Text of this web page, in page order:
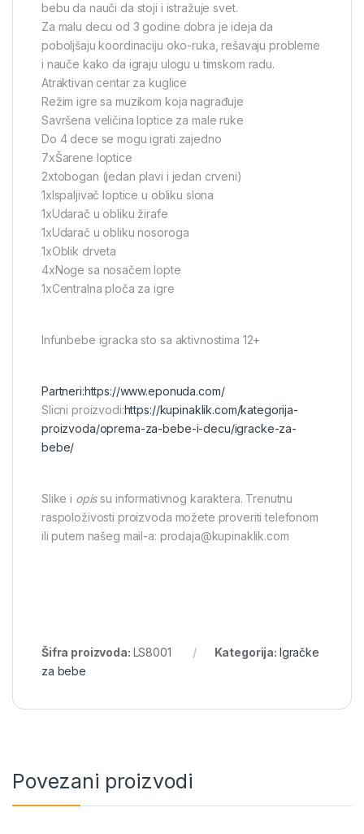
bebu da nauči da stoji i istražuje svet.
Za malu decu od 3 godine dobra je ideja da
poboljšaju koordinaciju oko-ruka, rešavaju probleme
i nauče kako da igraju ulogu u timskom radu.
Atraktivan centar za kuglice
Režim igre sa muzikom koja nagrađuje
Savršena veličina loptice za male ruke
Do 4 dece se mogu igrati zajedno
7xŠarene loptice
2xtobogan (jedan plavi i jedan crveni)
1xIspaljivač loptice u obliku slona
1xUdarač u obliku žirafe
1xUdarač u obliku nosoroga
1xOblik drveta
4xNoge sa nosačem lopte
1xCentralna ploča za igre
Infunbebe igracka sto sa aktivnostima 12+
Partneri:https://www.eponuda.com/
Slicni proizvodi:https://kupinaklik.com/kategorija-
proizvoda/oprema-za-bebe-i-decu/igracke-za-
bebe/
Slike i opissu informativnog karaktera. Trenutnu
raspoloživosti proizvoda možete proveriti telefonom
ili putem našeg mail-a: prodaja@kupinaklik.com
Šifra proizvoda: LS8001 Kategorija: Igračke
za bebe
Povezani proizvodi